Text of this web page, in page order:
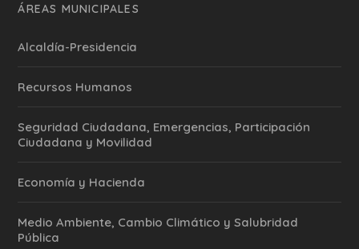
ÁREAS MUNICIPALES
Alcaldía-Presidencia
Recursos Humanos
Seguridad Ciudadana, Emergencias, Participación
Ciudadana y Movilidad
Economía y Hacienda
Medio Ambiente, Cambio Climático y Salubridad
Pública